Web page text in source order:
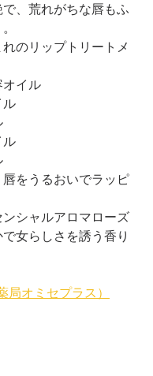
、荒れがちな唇もふ
のリップトリートメ
オイル
ル
ル
をうるおいでラッピ
シャルアロマローズ
女らしさを誘う香り
局オミセプラス）